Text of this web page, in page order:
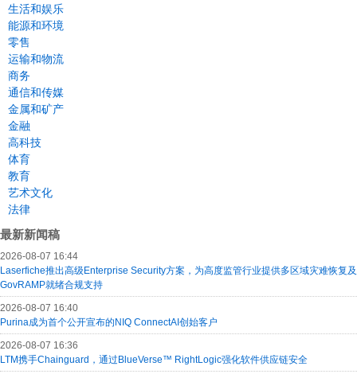
生活和娱乐
能源和环境
零售
运输和物流
商务
通信和传媒
金属和矿产
金融
高科技
体育
教育
艺术文化
法律
最新新闻稿
2026-08-07 16:44
Laserfiche推出高级Enterprise Security方案，为高度监管行业提供多区域灾难恢复及
GovRAMP就绪合规支持
2026-08-07 16:40
Purina成为首个公开宣布的NIQ ConnectAI创始客户
2026-08-07 16:36
LTM携手Chainguard，通过BlueVerse™ RightLogic强化软件供应链安全